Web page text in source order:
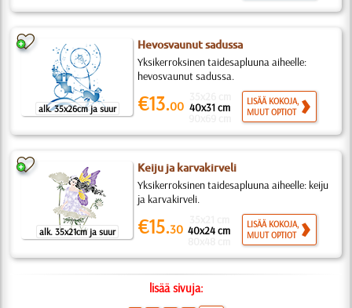
alk. 35x26cm ja suur
Hevosvaunut sadussa
Yksikerroksinen taidesapluuna aiheelle:
hevosvaunut sadussa.
€13.00 40x31 cm
LISÄÄ KOKOJA,
MUUT OPTIOT
alk. 35x21cm ja suur
Keiju ja karvakirveli
Yksikerroksinen taidesapluuna aiheelle: keiju
ja karvakirveli.
€15.30 40x24 cm
LISÄÄ KOKOJA,
MUUT OPTIOT
lisää sivuja: